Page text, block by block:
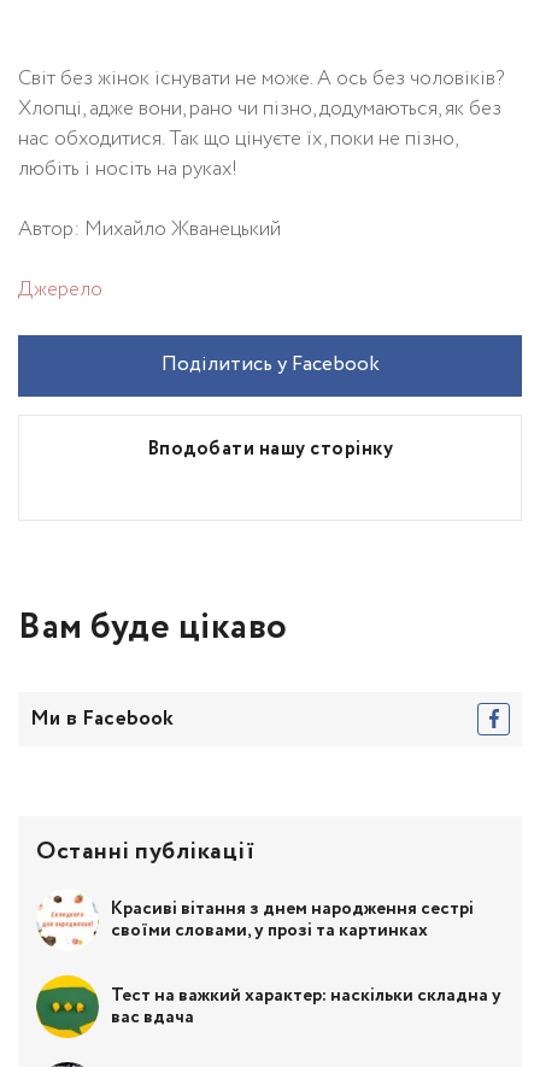
Світ без жінок існувати не може. А ось без чоловіків?
Хлопці, адже вони, рано чи пізно, додумаються, як без
нас обходитися. Так що цінуєте їх, поки не пізно,
любіть і носіть на руках!
Автор: Михайло Жванецький
Джерело
Вподобати нашу сторінку
Поділитись у Facebook
Вам буде цікаво
Ми в Facebook
Останні публікації
Красиві вітання з днем народження сестрі
своїми словами, у прозі та картинках
Тест на важкий характер: наскільки складна у
вас вдача